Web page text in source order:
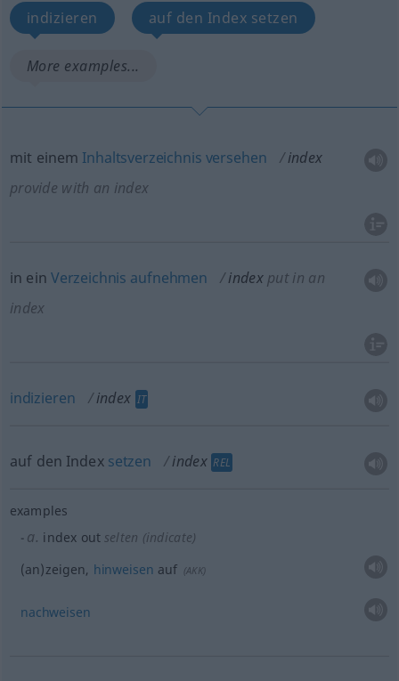
indizieren auf den Index setzen
More examples...
mit einem Inhaltsverzeichnis versehen
index
provide with an index
in ein Verzeichnis aufnehmen index put in an
index
indizieren index IT
auf den Index setzen index REL
examples
a. index out selten (indicate)
(an)zeigen, hinweisen auf (AKK)
nachweisen